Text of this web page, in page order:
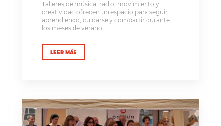
Talleres de música, radio, movimiento y
creatividad ofrecen un espacio para seguir
aprendiendo, cuidarse y compartir durante
los meses de verano
LEER MÁS